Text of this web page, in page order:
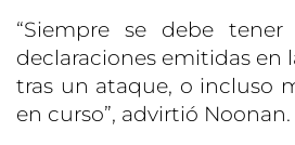
“Siempre se debe
declaraciones emitidas en
tras un ataque, o incluso
en curso”, advirtió Noonan.